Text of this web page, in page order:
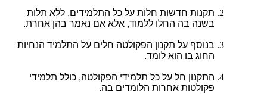
תקנות חדשות חלות על כל התלמידים, ללא תלות
בשנה בה החלו ללמוד, אלא אם נאמר בהן אחרת.
בנוסף על תקנון הפקולטה חלים על התלמיד הנחיות
החוג בו הוא לומד.
התקנון חל על כל תלמידי הפקולטה, כולל תלמידי
פקולטות אחרות הלומדים בה.